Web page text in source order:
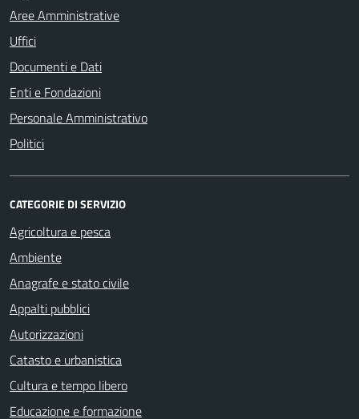
Aree Amministrative
Uffici
Documenti e Dati
Enti e Fondazioni
Personale Amministrativo
Politici
CATEGORIE DI SERVIZIO
Agricoltura e pesca
Ambiente
Anagrafe e stato civile
Appalti pubblici
Autorizzazioni
Catasto e urbanistica
Cultura e tempo libero
Educazione e formazione